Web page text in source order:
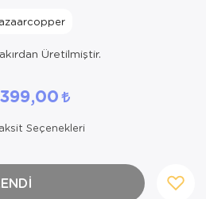
Üretilmiştir.
Seçenekleri